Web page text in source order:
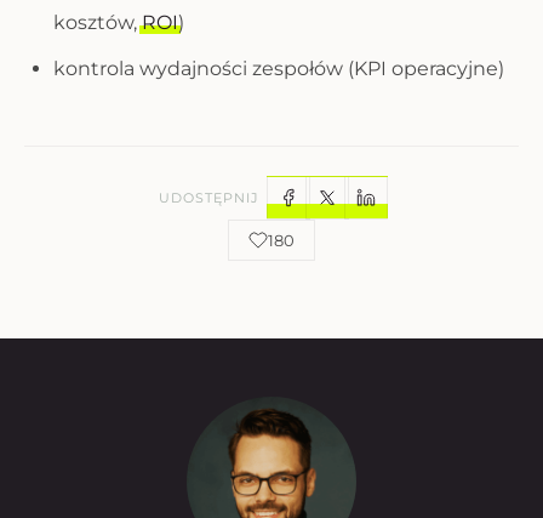
kosztów,ROI)
kontrola wydajności zespołów (KPI operacyjne)
UDOSTĘPNIJ
180